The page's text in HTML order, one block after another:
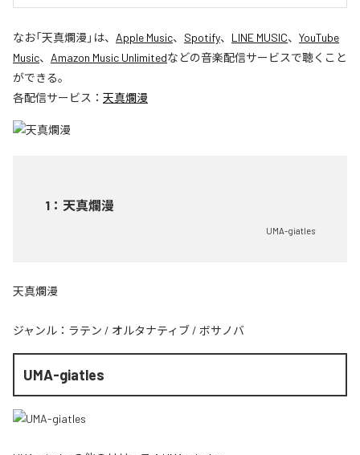
なお「天真爛漫 」は、 Apple Music、 Spotify、 LINE MUSIC、 YouTube
Music、 Amazon Music Unlimitedなどの音楽配信サービスで聴くこと
ができる。
各配信サービス： 天真爛漫
1 ： 天真爛漫
UMA-giatles
天真爛漫
ジャンル： ラテン / オルタナティブ / ボサノバ
UMA-giatles